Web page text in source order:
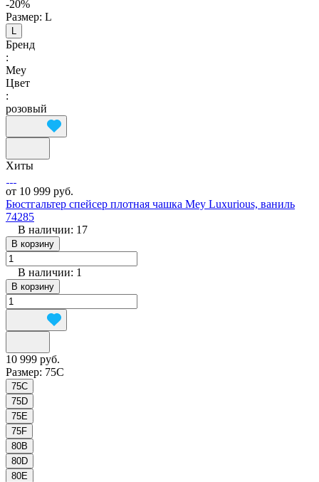
-20%
Размер: L
Бренд
:
Mey
Цвет
:
розовый
Хиты
от 10 999 руб.
Бюстгальтер спейсер плотная чашка Mey Luxurious, ваниль
74285
В наличии: 17
В корзину
В наличии: 1
В корзину
10 999 руб.
Размер: 75C
75C
75D
75E
75F
80B
80D
80E